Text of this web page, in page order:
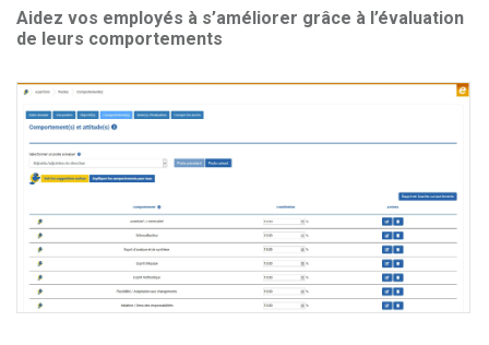
Aidez vos employés à s’améliorer grâce à l’évaluation
de leurs comportements